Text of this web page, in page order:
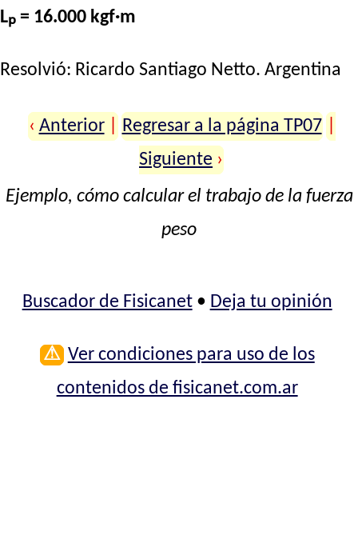
Lₚ = 16.000 kgf·m
Resolvió: Ricardo Santiago Netto. Argentina
‹ Anterior Regresar a la página TP07
Siguiente ›
Ejemplo, cómo calcular el trabajo de la fuerza
peso
Buscador de Fisicanet• Deja tu opinión
⚠ Ver condiciones para uso de los
contenidos de fisicanet.com.ar